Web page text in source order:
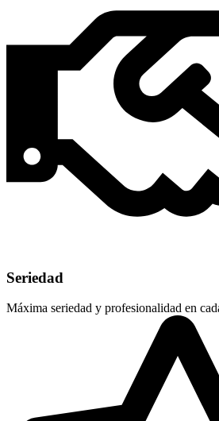
Seriedad
Máxima seriedad y profesionalidad en